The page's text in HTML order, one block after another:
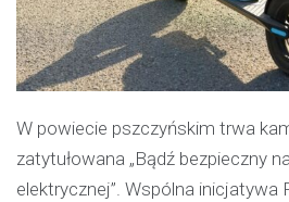
W powiecie pszczyńskim trwa
zatytułowana „Bądź bezpieczny
elektrycznej”. Wspólna inicjatywa